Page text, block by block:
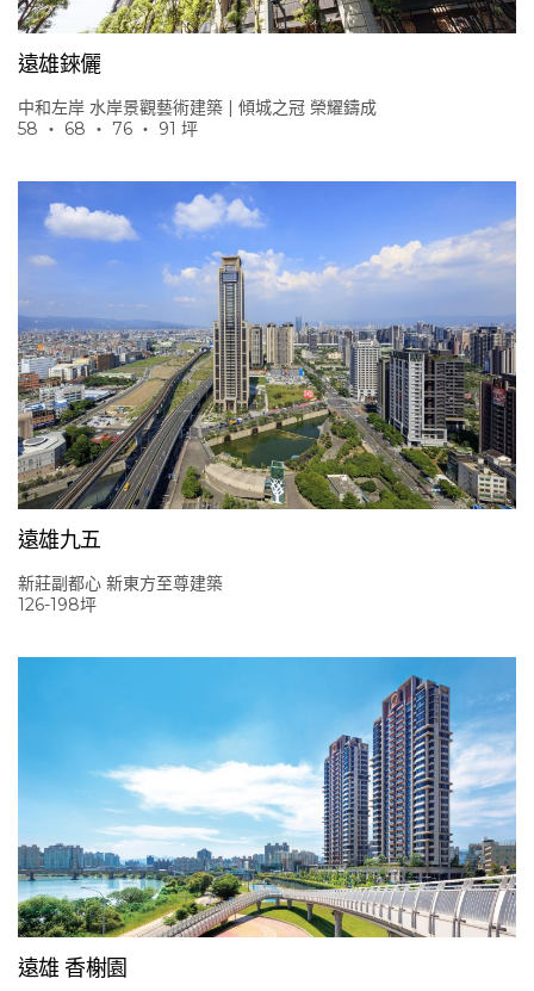
遠雄錸儷
中和左岸 水岸景觀藝術建築 | 傾城之冠 榮耀鑄成
58 ‧ 68 ‧ 76 ‧ 91 坪
遠雄九五
新莊副都心 新東方至尊建築
126-198坪
遠雄 香榭園